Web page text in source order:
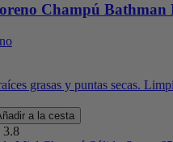
Champú Bathman
grasas y puntas secas.
a la cesta
3.8